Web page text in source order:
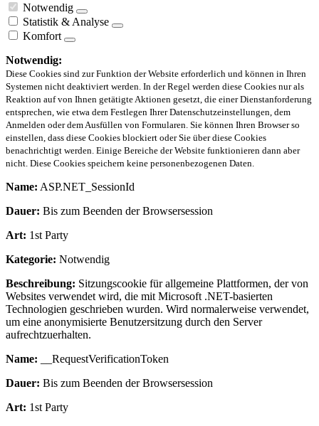
Notwendig
Statistik & Analyse
Komfort
Notwendig:
Diese Cookies sind zur Funktion der Website erforderlich und können in Ihren
Systemen nicht deaktiviert werden. In der Regel werden diese Cookies nur als
Reaktion auf von Ihnen getätigte Aktionen gesetzt, die einer Dienstanforderung
entsprechen, wie etwa dem Festlegen Ihrer Datenschutzeinstellungen, dem
Anmelden oder dem Ausfüllen von Formularen. Sie können Ihren Browser so
einstellen, dass diese Cookies blockiert oder Sie über diese Cookies
benachrichtigt werden. Einige Bereiche der Website funktionieren dann aber
nicht. Diese Cookies speichern keine personenbezogenen Daten.
Name: ASP.NET_SessionId
Dauer: Bis zum Beenden der Browsersession
Art: 1st Party
Kategorie: Notwendig
Beschreibung: Sitzungscookie für allgemeine Plattformen, der von
Websites verwendet wird, die mit Microsoft .NET-basierten
Technologien geschrieben wurden. Wird normalerweise verwendet,
um eine anonymisierte Benutzersitzung durch den Server
aufrechtzuerhalten.
Name: __RequestVerificationToken
Dauer: Bis zum Beenden der Browsersession
Art: 1st Party